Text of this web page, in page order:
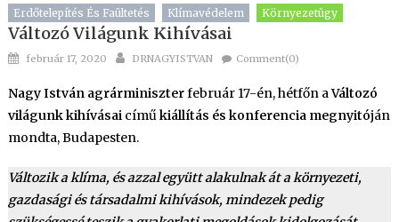
Erdőtelepítés És Faültetés Klímavédelem Környezetügy
Változó Világunk Kihívásai
Posted
február 17, 2020 Author
DRNAGYISTVAN Comment(0)
Nagy István agrárminiszterfebruár 17-én, hétfőn aVáltozó
világunk kihívásaicíműkiállítás és konferencia megnyitóján
mondta, Budapesten.
Változik a klíma, és azzal együtt alakulnak át a környezeti,
gazdasági és társadalmi kihívások, mindezek pedig